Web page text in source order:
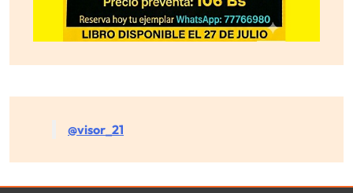
@visor_21